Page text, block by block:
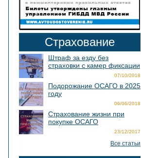
Страхование
Штраф за езду без
страховки с камер фиксации
07/10/2018
Подорожание ОСАГО в 2025
году
06/06/2018
Страхование жизни при
покупке ОСАГО
23/12/2017
Все статьи